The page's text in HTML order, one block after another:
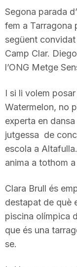
a
g
o
n
a
Segona parada
fem a Tarragona
següent
Camp Clar.
l’ONG Metge
I si li volem
Watermelon, no
experta en
jutgessa de
escola a
anima a tothom
Clara Brull és
destapat de què
piscina olímpica
que és una
se.